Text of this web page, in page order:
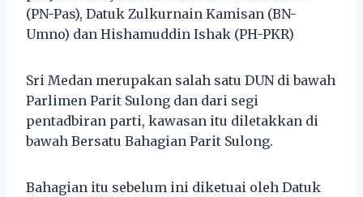
(PN-Pas), Datuk Zulkurnain Kamisan (BN-
Umno) dan Hishamuddin Ishak (PH-PKR)
Sri Medan merupakan salah satu DUN di bawah
Parlimen Parit Sulong dan dari segi
pentadbiran parti, kawasan itu diletakkan di
bawah Bersatu Bahagian Parit Sulong.
Bahagian itu sebelum ini diketuai oleh Datuk